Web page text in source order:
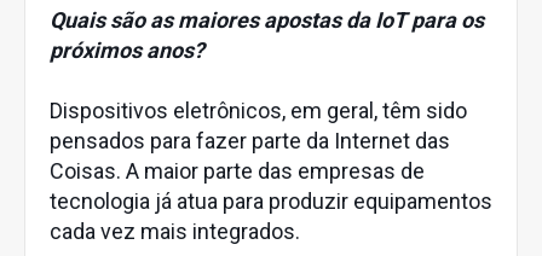
Quais são as maiores apostas da IoT para os
próximos anos?
Dispositivos eletrônicos, em geral, têm sido
pensados para fazer parte da Internet das
Coisas. A maior parte das empresas de
tecnologia já atua para produzir equipamentos
cada vez mais integrados.